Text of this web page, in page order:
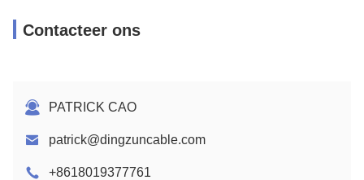
Contacteer ons
PATRICK CAO
patrick@dingzuncable.com
+8618019377761